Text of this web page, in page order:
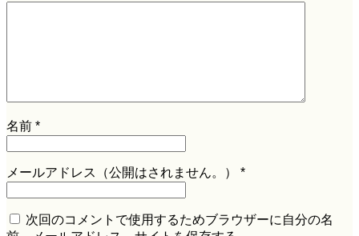
名前 *
メールアドレス（公開はされません。） *
次回のコメントで使用するためブラウザーに自分の名